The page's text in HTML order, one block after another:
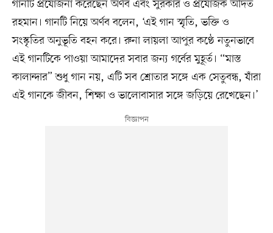
গানটি প্রযোজনা করেছেন অর্ণব এবং সুরকার ও প্রযোজক অদিত
রহমান। গানটি নিয়ে অর্ণব বলেন, ‘এই গান স্মৃতি, ভক্তি ও
সংস্কৃতির অনুভূতি বহন করে। রুনা লায়লা আপুর কণ্ঠে নতুনভাবে
এই গানটিকে পাওয়া আমাদের সবার জন্য গর্বের মুহূর্ত। “মাস্ত
কালান্দার” শুধু গান নয়, এটি সব শ্রোতার সঙ্গে এক সেতুবন্ধ, যাঁরা
এই গানকে জীবন, শিক্ষা ও ভালোবাসার সঙ্গে জড়িয়ে রেখেছেন।’